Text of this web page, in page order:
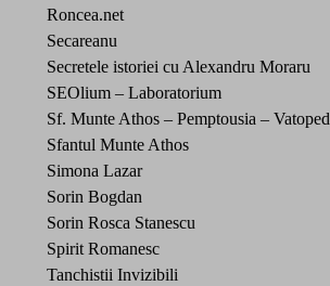
Roncea.net
Secareanu
Secretele istoriei cu Alexandru Moraru
SEOlium – Laboratorium
Sf. Munte Athos – Pemptousia – Vatoped
Sfantul Munte Athos
Simona Lazar
Sorin Bogdan
Sorin Rosca Stanescu
Spirit Romanesc
Tanchistii Invizibili